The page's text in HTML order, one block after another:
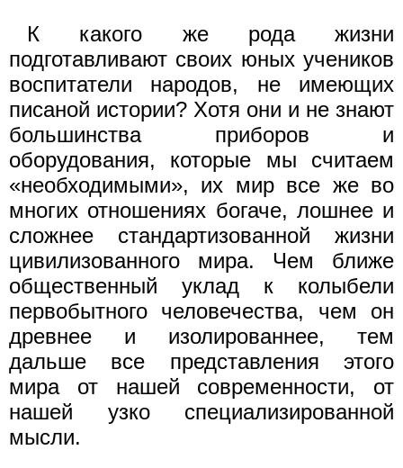
К какого же рода жизни
подготавливают своих юных учеников
воспитатели народов, не имеющих
писаной истории? Хотя они и не знают
большинства приборов и
оборудования, которые мы считаем
«необходимыми», их мир все же во
многих отношениях богаче, лошнее и
сложнее стандартизованной жизни
цивилизованного мира. Чем ближе
общественный уклад к колыбели
первобытного человечества, чем он
древнее и изолированнее, тем
дальше все представления этого
мира от нашей современности, от
нашей узко специализированной
мысли.